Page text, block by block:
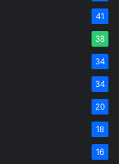
41
38
34
34
20
18
16